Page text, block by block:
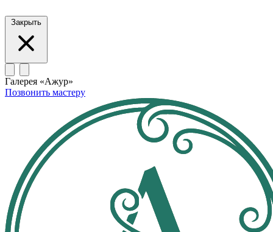
Закрыть
Галерея «Ажур»
Позвонить мастеру